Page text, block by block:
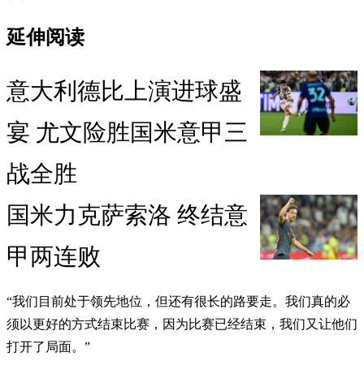
延伸阅读
意大利德比上演进球盛
宴 尤文险胜国米意甲三
战全胜
国米力克萨索洛 终结意
甲两连败
“我们目前处于领先地位，但还有很长的路要走。我们真的必
须以更好的方式结束比赛，因为比赛已经结束，我们又让他们
打开了局面。”